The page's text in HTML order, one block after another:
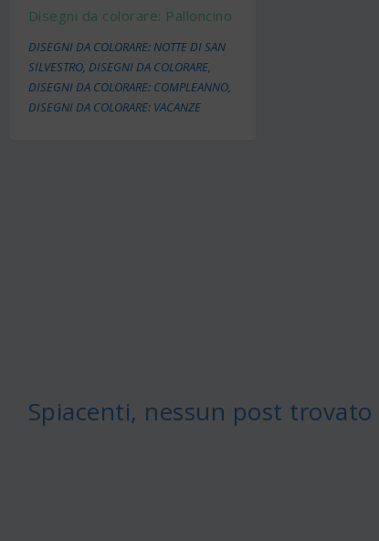
Disegni da colorare: Palloncino
DISEGNI DA COLORARE: NOTTE DI SAN
SILVESTRO, DISEGNI DA COLORARE,
DISEGNI DA COLORARE: COMPLEANNO,
DISEGNI DA COLORARE: VACANZE
Spiacenti, nessun post trovato